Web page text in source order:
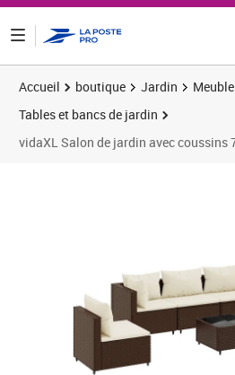
Accueil boutique Jardin
Tables et bancs de jardin
vidaXL Salon de jardin avec coussins